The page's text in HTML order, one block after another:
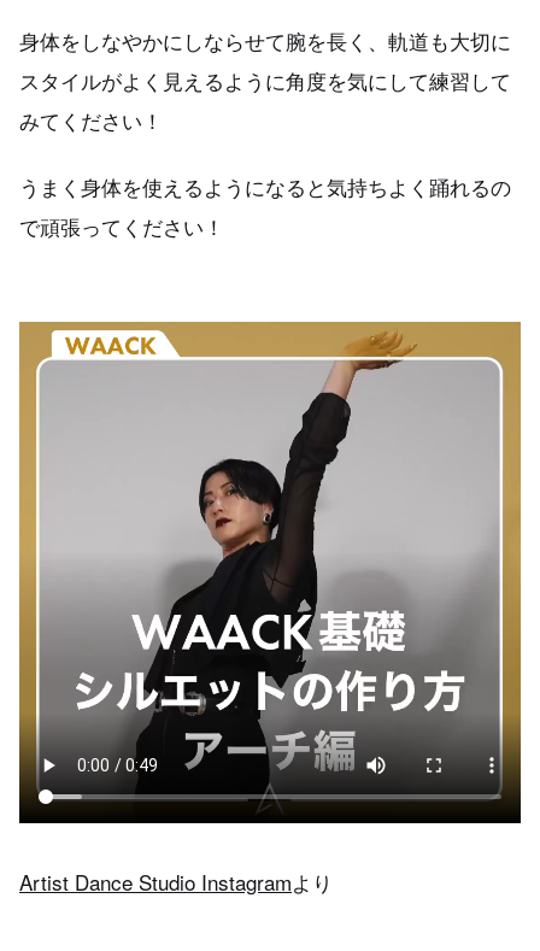
身体をしなやかにしならせて腕を長く、軌道も大切に
スタイルがよく見えるように角度を気にして練習して
みてください！
うまく身体を使えるようになると気持ちよく踊れるの
で頑張ってください！
Artist Dance Studio Instagramより